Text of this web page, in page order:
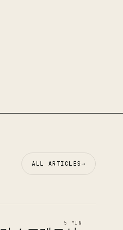
ALL ARTICLES→
5 MIN